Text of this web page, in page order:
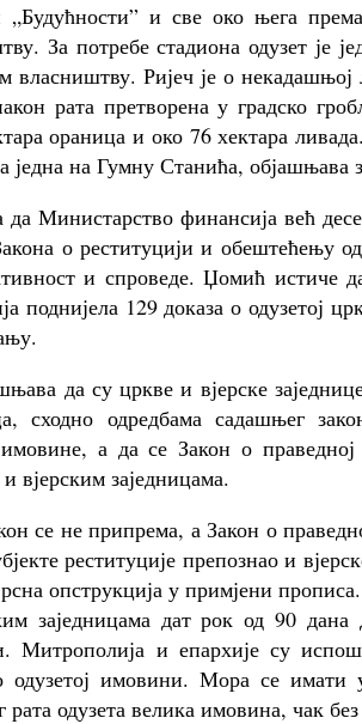
„Будућности” и све око њега
За потребе стадиона одузет је
власништву. Ријеч је о
рата претворена у градско
ораница и око 76 хектара
једна на Гумну Станића, објашњава
да Министарство финансија већ
о реституцији и обештећењу
и спроведе. Џомић истиче
поднијела 129 доказа о одузетој
да су цркве и вјерске
сходно одредбама садашњег
имовине, а да се Закон о
вјерским заједницама.
се не припрема, а Закон о
реституције препознао и
опструкција у примјени
заједницама дат рок од 90 дана
Митрополија и епархије су
одузетој имовини. Мора се
рата одузета велика имовина, чак